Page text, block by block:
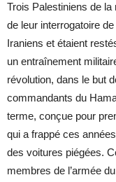
Trois Palestiniens de
de leur interrogatoire
Iraniens et étaient
un entraînement
révolution, dans le but
commandants du
terme, conçue pour
qui a frappé ces
des voitures piégées.
membres de l’armée